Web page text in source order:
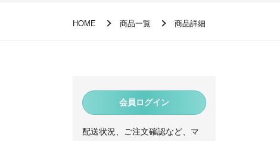
HOME 商品一覧 商品詳細
会員ログイン
配送状況、ご注文確認など、マ